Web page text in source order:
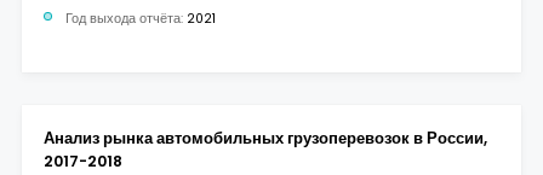
Год выхода отчёта: 2021
Анализ рынка автомобильных грузоперевозок в России,
2017-2018